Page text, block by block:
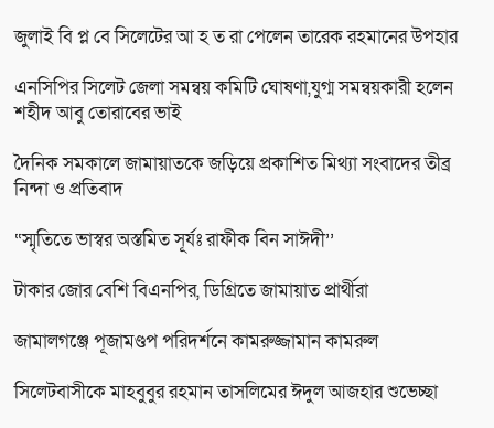
জুলাই বি প্ল বে সিলেটের আ হ ত রা পেলেন তারেক রহমানের উপহার
এনসিপির সিলেট জেলা সমন্বয় কমিটি ঘোষণা,যুগ্ম সমন্বয়কারী হলেন
শহীদ আবু তোরাবের ভাই
দৈনিক সমকালে জামায়াতকে জড়িয়ে প্রকাশিত মিথ্যা সংবাদের তীব্র
নিন্দা ও প্রতিবাদ
“স্মৃতিতে ভাস্বর অস্তমিত সূর্যঃ রাফীক বিন সাঈদী’’
টাকার জোর বেশি বিএনপির, ডিগ্রিতে জামায়াত প্রার্থীরা
জামালগঞ্জে পূজামণ্ডপ পরিদর্শনে কামরুজ্জামান কামরুল
সিলেটবাসীকে মাহবুবুর রহমান তাসলিমের ঈদুল আজহার শুভেচ্ছা